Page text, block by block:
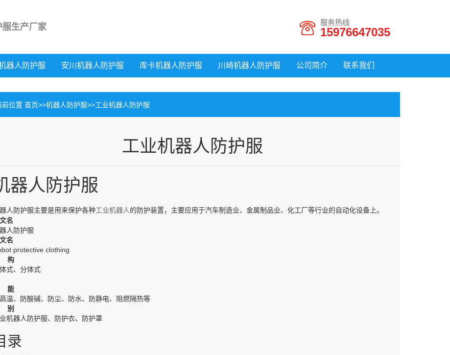
生产厂家 服务热线
15976647035
器人防护服 安川机器人防护服 库卡机器人防护服 川崎机器人防护服 公司简介 联系我们
前位置 首页>>机器人防护服>>工业机器人防护服
工业机器人防护服
器人防护服
人防护服主要是用来保护各种工业机器人的防护装置，主要应用于汽车制造业、金属制品业、化工厂等行业的自动化设备上。
名
人防护服
名
protective clothing
构
式、分体式
能
温、防酸碱、防尘、防水、防静电、阻燃隔热等
别
机器人防护服、防护衣、防护罩
录